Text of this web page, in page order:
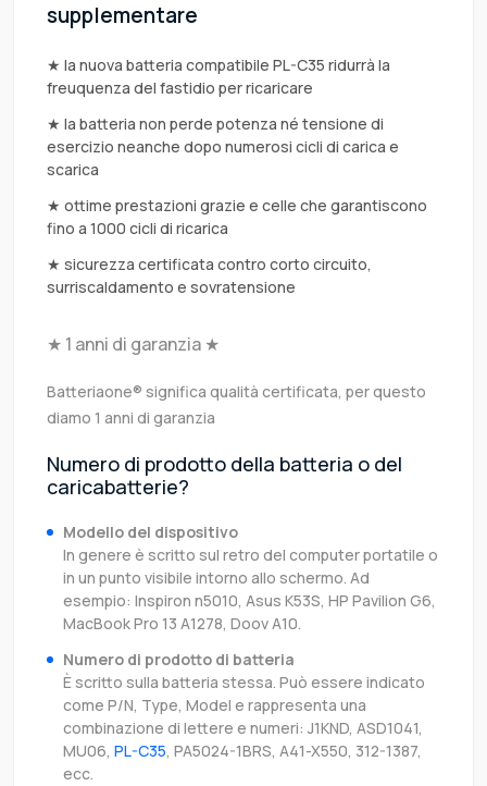
supplementare
★ la nuova batteria compatibile PL-C35 ridurrà la
freuquenza del fastidio per ricaricare
★ la batteria non perde potenza né tensione di
esercizio neanche dopo numerosi cicli di carica e
scarica
★ ottime prestazioni grazie e celle che garantiscono
fino a 1000 cicli di ricarica
★ sicurezza certificata contro corto circuito,
surriscaldamento e sovratensione
★ 1 anni di garanzia ★
Batteriaone® significa qualità certificata, per questo
diamo 1 anni di garanzia
Numero di prodotto della batteria o del
caricabatterie?
Modello del dispositivo
In genere è scritto sul retro del computer portatile o
in un punto visibile intorno allo schermo. Ad
esempio: Inspiron n5010, Asus K53S, HP Pavilion G6,
MacBook Pro 13 A1278, Doov A10.
Numero di prodotto di batteria
È scritto sulla batteria stessa. Può essere indicato
come P/N, Type, Model e rappresenta una
combinazione di lettere e numeri: J1KND, ASD1041,
MU06, PL-C35, PA5024-1BRS, A41-X550, 312-1387,
ecc.